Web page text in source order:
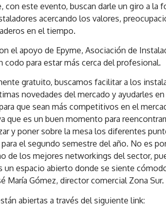
con este evento, buscan darle un giro a la
acercando los valores,
en el tiempo.
el apoyo de Epyme, Asociación de
codo para estar más cerca del profesional.
gratuito, buscamos facilitar a los
novedades del mercado y ayudarles
que sean más competitivos en el
que es un buen momento para
y poner sobre la mesa los diferentes
el segundo semestre del año. No es
de los mejores networkings del sector,
un espacio abierto donde se siente
María Gómez, director comercial Zona Sur.
abiertas a través del siguiente link: